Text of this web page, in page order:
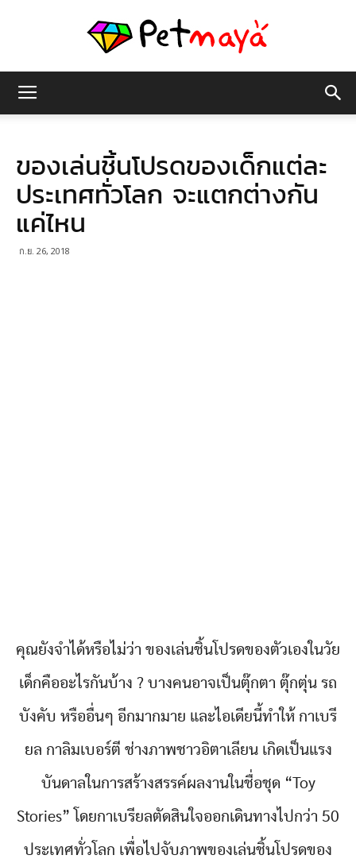
มายา
ของเล่นชิ้นโปรดของเด็กแต่ละ
ประเทศทั่วโลก จะแตกต่างกัน
แค่ไหน
ก.ย. 26, 2018
คุณยังจำได้หรือไม่ว่า ของเล่นชิ้นโปรดของตัวเองในวัย
เด็กคืออะไรกันบ้าง ? บางคนอาจเป็นตุ๊กตา ตุ๊กตุ่น รถ
บังคับ หรืออื่นๆ อีกมากมาย และไอเดียนี้ทำให้ กาเบรี
ยล กาลิมเบอร์ตี ช่างภาพชาวอิตาเลียน เกิดเป็นแรง
บันดาลในการสร้างสรรค์ผลงานในชื่อชุด “Toy
Stories” โดยกาเบรียลตัดสินใจออกเดินทางไปกว่า 50
ประเทศทั่วโลก เพื่อไปจับภาพของเล่นชิ้นโปรดของ